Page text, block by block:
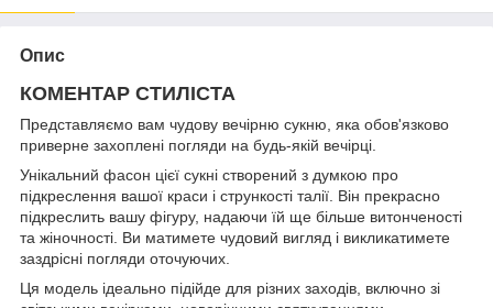
Опис
КОМЕНТАР СТИЛІСТА
Представляємо вам чудову вечірню сукню, яка обов'язково
приверне захоплені погляди на будь-якій вечірці.
Унікальний фасон цієї сукні створений з думкою про
підкреслення вашої краси і стрункості талії. Він прекрасно
підкреслить вашу фігуру, надаючи їй ще більше витонченості
та жіночності. Ви матимете чудовий вигляд і викликатимете
заздрісні погляди оточуючих.
Ця модель ідеально підійде для різних заходів, включно зі